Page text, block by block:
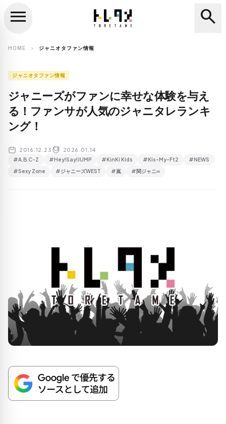
search
menu search
HOME chevron_right ジャニオタファン情報
ジャニオタファン情報
ジャニーズがファンに幸せな体験を与え
る！ファンサが人気のジャニタレランキ
ング！
2016.12.23 2026.01.14
#A.B.C-Z #Hey!Say!JUMP #KinKi Kids #Kis-My-Ft2
#NEWS
#Sexy Zone
#ジャニーズWEST #嵐 #関ジャニ∞